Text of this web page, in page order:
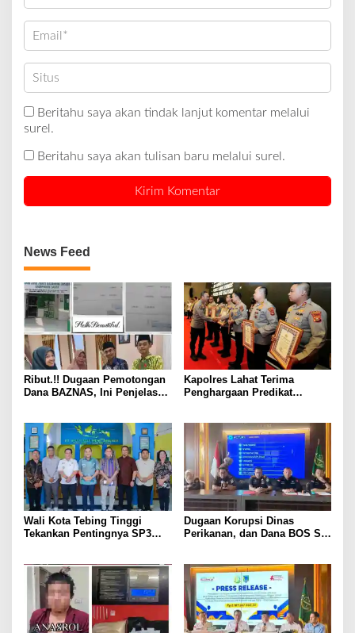
Beritahu saya akan tindak lanjut komentar melalui
surel.
Beritahu saya akan tulisan baru melalui surel.
News Feed
Ribut.!! Dugaan Pemotongan
Dana BAZNAS, Ini Penjelasan
Kapolres Lahat Terima
Penghargaan Predikat
Wali Kota Tebing Tinggi
Tekankan Pentingnya SP3
Dugaan Korupsi Dinas
Perikanan, dan Dana BOS SD